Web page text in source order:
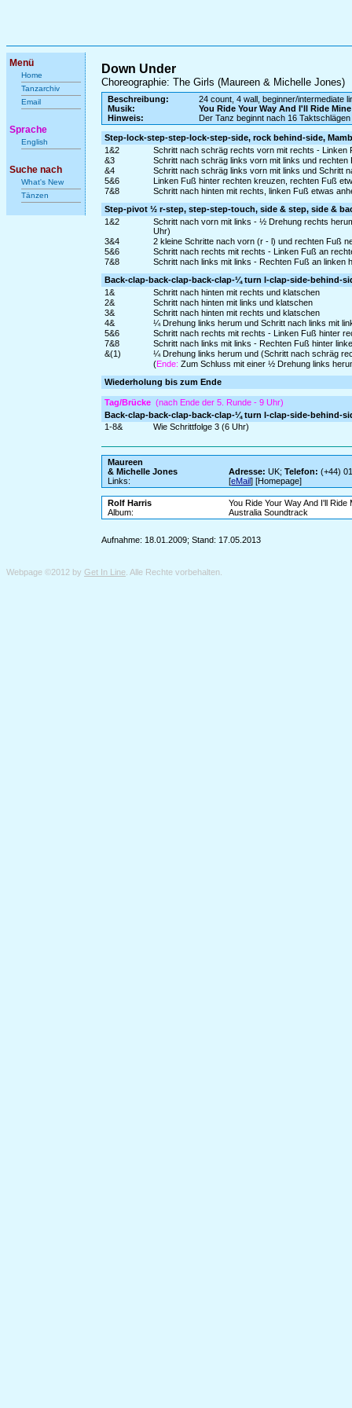
Menü
Home
Tanzarchiv
Email
Sprache
English
Suche nach
What's New
Tänzen
Down Under
Choreographie: The Girls (Maureen & Michelle Jones)
Beschreibung:
24 count, 4 wall, beginner/intermediate
Musik:
You Ride Your Way And I'll Ride Mine
Hinweis:
Der Tanz beginnt nach 16 Taktschlägen
Step-lock-step-step-lock-step-side, rock behind-side,
1&2
Schritt nach schräg rechts vorn mit rechts -
&3
Schritt nach schräg links vorn mit links und rechten
&4
Schritt nach schräg links vorn mit links und Schritt
5&6
Linken Fuß hinter rechten kreuzen, rechten Fuß
7&8
Schritt nach hinten mit rechts, linken Fuß etwas
Step-pivot ½ r-step, step-step-touch, side & step, side &
1&2
Schritt nach vorn mit links - ½ Drehung rechts
Uhr)
3&4
2 kleine Schritte nach vorn (r - l) und rechten Fuß
5&6
Schritt nach rechts mit rechts - Linken Fuß an
7&8
Schritt nach links mit links - Rechten Fuß an linken
Back-clap-back-clap-back-clap-¼ turn l-clap-side-behind-
1&
Schritt nach hinten mit rechts und klatschen
2&
Schritt nach hinten mit links und klatschen
3&
Schritt nach hinten mit rechts und klatschen
4&
¼ Drehung links herum und Schritt nach links mit
5&6
Schritt nach rechts mit rechts - Linken Fuß hinter
7&8
Schritt nach links mit links - Rechten Fuß hinter
&(1)
¼ Drehung links herum und (Schritt nach schräg
(Ende: Zum Schluss mit einer ½ Drehung links
Wiederholung bis zum Ende
Tag/Brücke (nach Ende der 5. Runde - 9 Uhr)
Back-clap-back-clap-back-clap-¼ turn l-clap-side-behind-
1-8&
Wie Schrittfolge 3 (6 Uhr)
Maureen
& Michelle Jones
Adresse: UK;Telefon: (+44)
Links:
[eMail] [Homepage]
Rolf Harris
You Ride Your Way And I'll Ride
Album:
Australia Soundtrack
Aufnahme: 18.01.2009; Stand: 17.05.2013
Webpage ©2012 by Get In Line . Alle Rechte vorbehalten.